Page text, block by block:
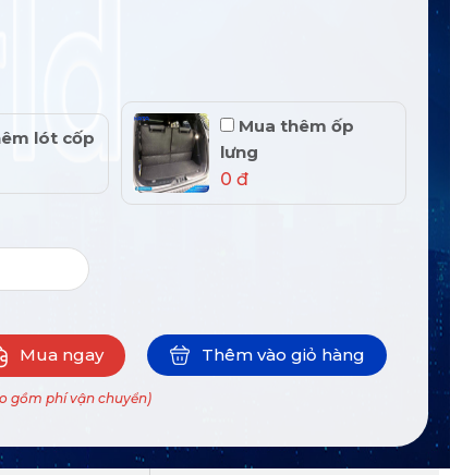
lót cốp
Mua thêm ốp
lưng
0 đ
Mua ngay Thêm vào giỏ hàng
gồm phí vận chuyển)